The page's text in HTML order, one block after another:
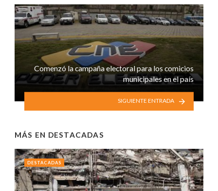
Comenzó la campaña electoral para los comicios
municipales en el país
SIGUIENTE ENTRADA
MÁS EN DESTACADAS
DESTACADAS